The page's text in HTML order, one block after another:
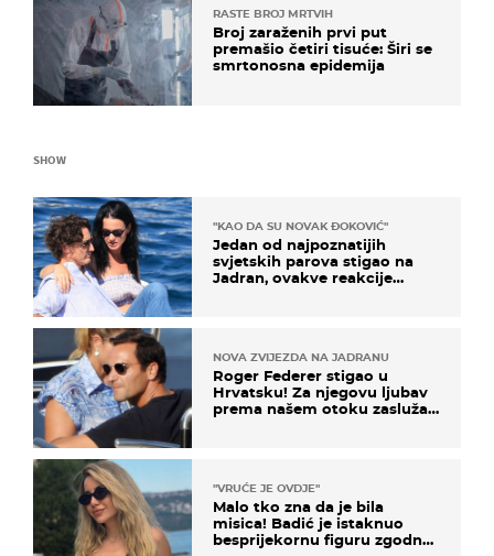
RASTE BROJ MRTVIH
Broj zaraženih prvi put
premašio četiri tisuće: Širi se
smrtonosna epidemija
SHOW
"KAO DA SU NOVAK ĐOKOVIĆ"
Jedan od najpoznatijih
svjetskih parova stigao na
Jadran, ovakve reakcije
NOVA ZVIJEZDA NA JADRANU
Roger Federer stigao u
Hrvatsku! Za njegovu ljubav
prema našem otoku zaslužan
"VRUĆE JE OVDJE"
Malo tko zna da je bila
misica! Badić je istaknuo
besprijekornu figuru zgodne